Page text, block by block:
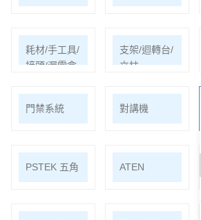
耗材/手工具/
接頭/漏電盒
支架/迴轉台/
立柱
門禁系統 對講機
PSTEK 五角 ATEN